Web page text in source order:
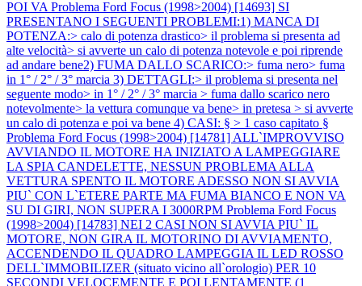
POI VA Problema Ford Focus (1998>2004) [14693] SI
PRESENTANO I SEGUENTI PROBLEMI:1) MANCA DI
POTENZA:> calo di potenza drastico> il problema si presenta ad
alte velocità> si avverte un calo di potenza notevole e poi riprende
ad andare bene2) FUMA DALLO SCARICO:> fuma nero> fuma
in 1° / 2° / 3° marcia 3) DETTAGLI:> il problema si presenta nel
seguente modo> in 1° / 2° / 3° marcia > fuma dallo scarico nero
notevolmente> la vettura comunque va bene> in pretesa > si avverte
un calo di potenza e poi va bene 4) CASI: § > 1 caso capitato §
Problema Ford Focus (1998>2004) [14781] ALL`IMPROVVISO
AVVIANDO IL MOTORE HA INIZIATO A LAMPEGGIARE
LA SPIA CANDELETTE, NESSUN PROBLEMA ALLA
VETTURA SPENTO IL MOTORE ADESSO NON SI AVVIA
PIU` CON L`ETERE PARTE MA FUMA BIANCO E NON VA
SU DI GIRI, NON SUPERA I 3000RPM Problema Ford Focus
(1998>2004) [14783] NEI 2 CASI NON SI AVVIA PIU` IL
MOTORE, NON GIRA IL MOTORINO DI AVVIAMENTO,
ACCENDENDO IL QUADRO LAMPEGGIA IL LED ROSSO
DELL`IMMOBILIZER (situato vicino all`orologio) PER 10
SECONDI VELOCEMENTE E POI LENTAMENTE (1